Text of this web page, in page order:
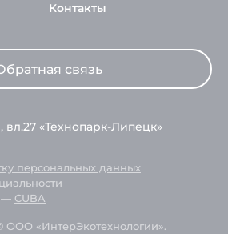
Контакты
связь
вл.27 «Технопарк-Липецк»
персональных данных
— CUBA
ООО «ИнтерЭкотехнологии».